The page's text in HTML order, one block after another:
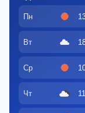
Пн
Вт
Ср
Чт